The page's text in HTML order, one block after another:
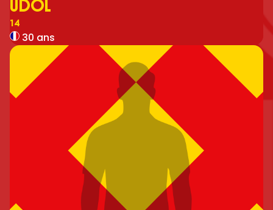
UDOL
Numéro
14
30 ans